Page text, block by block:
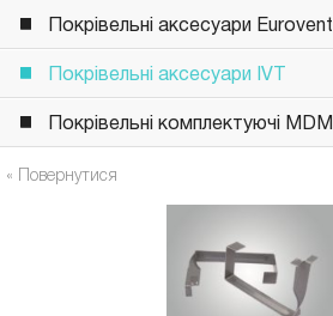
Покрівельні аксесуари Eurovent
Покрівельні аксесуари IVT
Покрівельні комплектуючі MDM
« Повернутися